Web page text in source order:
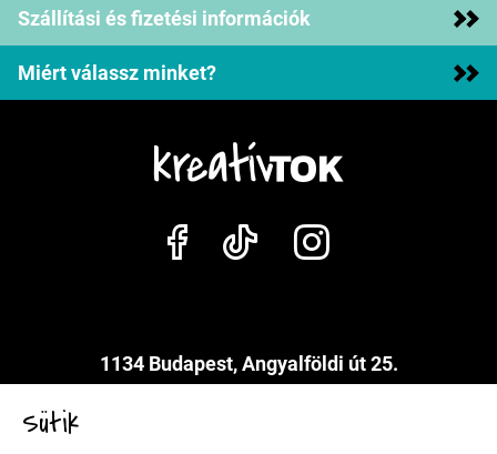
Szállítási és fizetési információk
Miért válassz minket?
1134 Budapest, Angyalföldi út 25.
Sütik